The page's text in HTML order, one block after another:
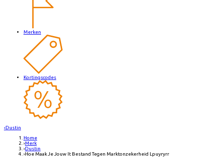
Merken
Kortingscodes
‹Dustin
Home
›Merk
›Dustin
›Hoe Maak Je Jouw It Bestand Tegen Marktonzekerheid Lpuyryrr